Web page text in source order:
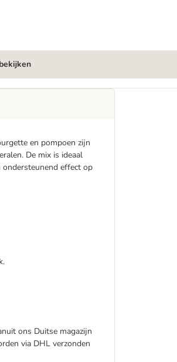
en pompoen zijn
De mix is ideaal
ondersteunend effect op
ons Duitse magazijn
via DHL verzonden